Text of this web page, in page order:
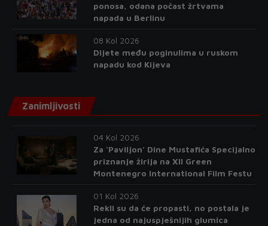
ponosa, odana počast žrtvama
napada u Berlinu
08 Kol 2026
Dijete među poginulima u ruskom
napadu kod Kijeva
Zanimljivosti
04 Kol 2026
Za 'Paviljon' Dine Mustafića Specijalno
priznanje žirija na XII Green
Montenegro International Film Festu
01 Kol 2026
Rekli su da će propasti, no postala je
jedna od najuspješnijih glumica